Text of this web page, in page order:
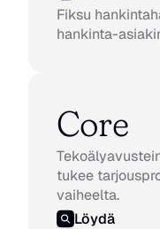
Fiksu
hankinta-
Core
tukee
vaiheelta.
Löydä